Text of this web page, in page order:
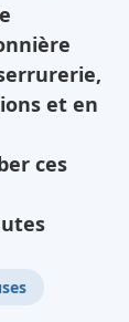
et en
ces